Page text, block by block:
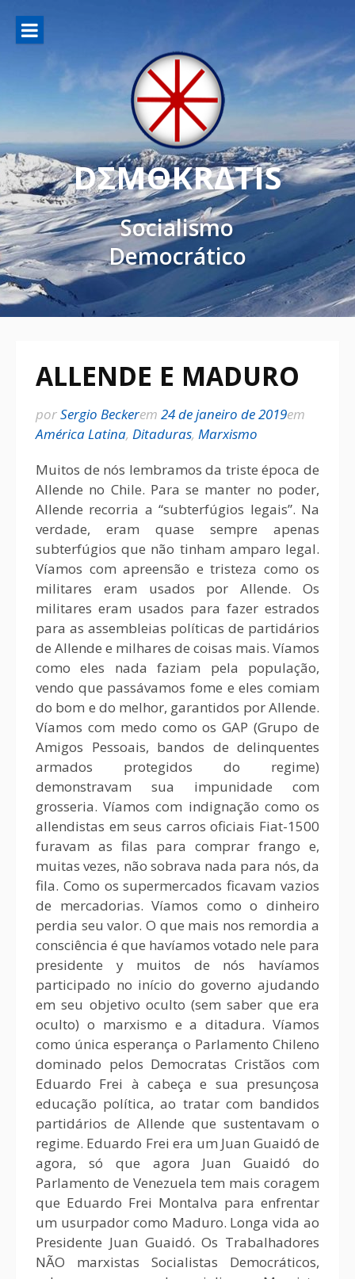
DΣMΘKRΔTIS
Socialismo
Democrático
ALLENDE E MADURO
porSergio Beckerem 24 de janeiro de 2019em
América Latina, Ditaduras, Marxismo
Muitos de nós lembramos da triste época de
Allende no Chile. Para se manter no poder,
Allende recorria a “subterfúgios legais”. Na
verdade, eram quase sempre apenas
subterfúgios que não tinham amparo legal.
Víamos com apreensão e tristeza como os
militares eram usados por Allende. Os
militares eram usados para fazer estrados
para as assembleias políticas de partidários
de Allende e milhares de coisas mais. Víamos
como eles nada faziam pela população,
vendo que passávamos fome e eles comiam
do bom e do melhor, garantidos por Allende.
Víamos com medo como os GAP (Grupo de
Amigos Pessoais, bandos de delinquentes
armados protegidos do regime)
demonstravam sua impunidade com
grosseria. Víamos com indignação como os
allendistas em seus carros oficiais Fiat-1500
furavam as filas para comprar frango e,
muitas vezes, não sobrava nada para nós, da
fila. Como os supermercados ficavam vazios
de mercadorias. Víamos como o dinheiro
perdia seu valor. O que mais nos remordia a
consciência é que havíamos votado nele para
presidente y muitos de nós havíamos
participado no início do governo ajudando
em seu objetivo oculto (sem saber que era
oculto) o marxismo e a ditadura. Víamos
como única esperança o Parlamento Chileno
dominado pelos Democratas Cristãos com
Eduardo Frei à cabeça e sua presunçosa
educação política, ao tratar com bandidos
partidários de Allende que sustentavam o
regime. Eduardo Frei era um Juan Guaidó de
agora, só que agora Juan Guaidó do
Parlamento de Venezuela tem mais coragem
que Eduardo Frei Montalva para enfrentar
um usurpador como Maduro. Longa vida ao
Presidente Juan Guaidó. Os Trabalhadores
NÃO marxistas Socialistas Democráticos,